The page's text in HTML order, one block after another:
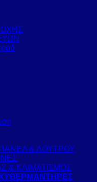
& ΛΟΥΤΡΟΥ
& ΚΛΙΜΑΤΙΣΜΟΣ